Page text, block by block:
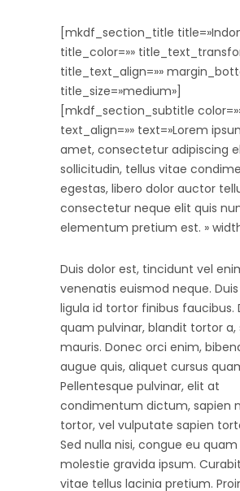
[mkdf_section_title
title_color=»»
title_text_align=»»
title_size=»medium»]
[mkdf_section_subtitle
text_align=»» text=»Lorem
amet, consectetur adipiscing
sollicitudin, tellus vitae
egestas, libero dolor auctor
consectetur neque elit quis
elementum pretium est. »
Duis dolor est, tincidunt vel
venenatis euismod neque.
ligula id tortor finibus faucibus.
quam pulvinar, blandit tortor a,
mauris. Donec orci enim,
augue quis, aliquet cursus
Pellentesque pulvinar, elit at
condimentum dictum, sapien
tortor, vel vulputate sapien
Sed nulla nisi, congue eu quam
molestie gravida ipsum.
vitae tellus lacinia pretium.